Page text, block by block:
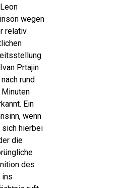
wegen
relativ
Prtajin
rund
Ein
wenn
sich hierbei
die
des
ins